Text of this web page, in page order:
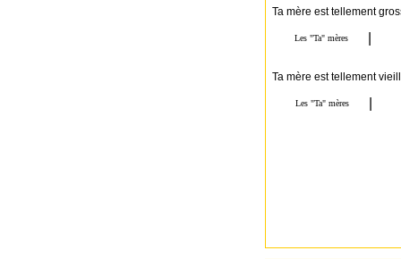
Ta mère est tellement
Ta mère est tellement